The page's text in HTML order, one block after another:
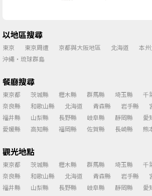
以地區搜尋
東京 東京周遭 京都與大阪地區 北海道 本州
沖繩・琉球群島
餐廳搜尋
東京都 茨城縣 櫪木縣 群馬縣 埼玉縣 千
奈良縣
和歌山縣 北海道 青森縣 岩手縣
福井縣
山梨縣 長野縣 岐阜縣 靜岡縣 愛
愛媛縣
高知縣 福岡縣 佐賀縣 長崎縣 熊
觀光地點
東京都 茨城縣 櫪木縣 群馬縣 埼玉縣 千
奈良縣
和歌山縣 北海道 青森縣 岩手縣
福井縣
山梨縣 長野縣 岐阜縣 靜岡縣 愛